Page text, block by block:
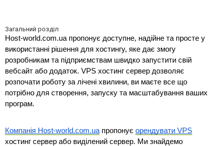
Загальний розділ
Host-world.com.ua пропонує доступне, надійне та просте у
використанні рішення для хостингу, яке дає змогу
розробникам та підприємствам швидко запустити свій
вебсайт або додаток. VPS хостинг сервер дозволяє
розпочати роботу за лічені хвилини, ви маєте все що
потрібно для створення, запуску та масштабування ваших
програм.
Компанія Host-world.com.ua пропонує орендувати VPS
хостинг сервер або виділений сервер. Ми знайдемо